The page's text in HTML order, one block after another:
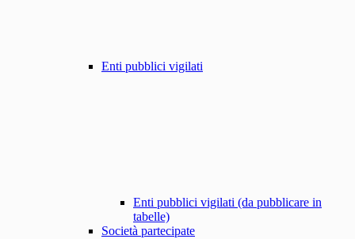
Enti pubblici vigilati
Enti pubblici vigilati (da pubblicare in
tabelle)
Società partecipate